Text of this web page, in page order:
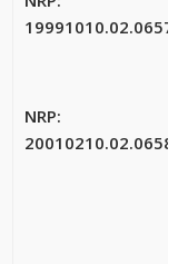
19991010.02.0657
NRP:
20010210.02.0658